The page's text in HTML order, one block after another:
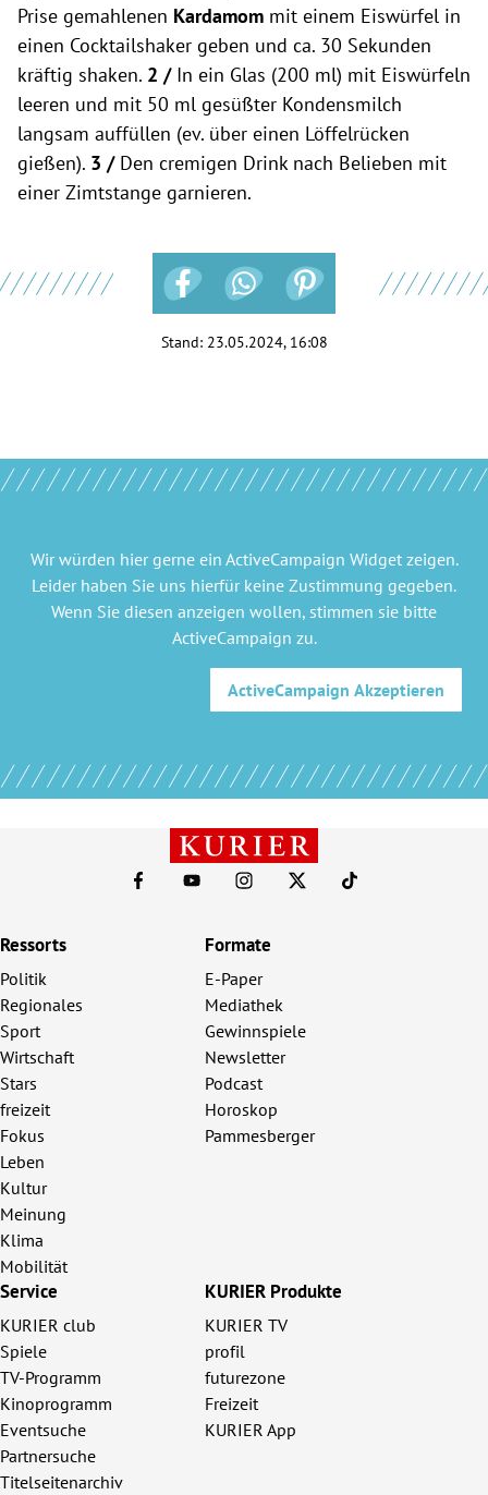
Prise gemahlenen Kardamom mit einem Eiswürfel in
einen Cocktailshaker geben und ca. 30 Sekunden
kräftig shaken. 2 /In ein Glas (200 ml) mit Eiswürfeln
leeren und mit 50 ml gesüßter Kondensmilch
langsam auffüllen (ev. über einen Löffelrücken
gießen). 3 / Den cremigen Drink nach Belieben mit
einer Zimtstange garnieren.
Stand: 23.05.2024, 16:08
Wir würden hier gerne ein ActiveCampaign Widgetzeigen.
Leider haben Sie uns hierfür keine Zustimmung gegeben.
Wenn Sie diesen anzeigen wollen, stimmen sie bitte
ActiveCampaign zu.
ActiveCampaign Akzeptieren
Ressorts
Politik
Regionales
Sport
Wirtschaft
Stars
freizeit
Fokus
Leben
Kultur
Meinung
Klima
Mobilität
Formate
E-Paper
Mediathek
Gewinnspiele
Newsletter
Podcast
Horoskop
Pammesberger
Service
KURIER club
Spiele
TV-Programm
Kinoprogramm
Eventsuche
Partnersuche
Titelseitenarchiv
KURIER Produkte
KURIER TV
profil
futurezone
Freizeit
KURIER App